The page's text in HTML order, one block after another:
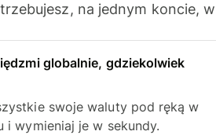
na jednym koncie, w
globalnie, gdziekolwiek
swoje waluty pod ręką w
i wymieniaj je w sekundy.